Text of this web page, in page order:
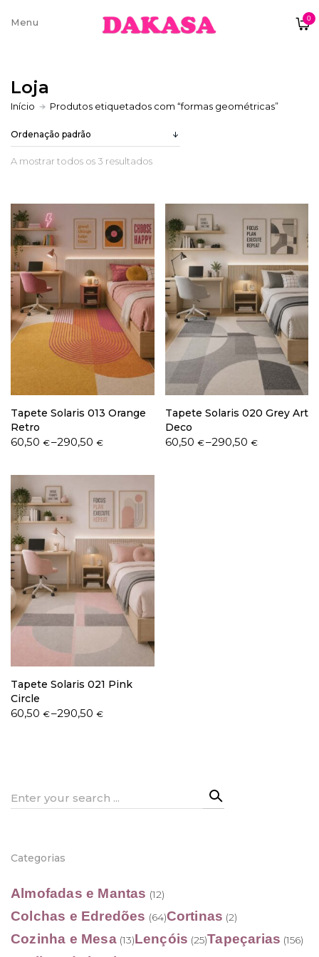
0
Sobre nós
Contatos e moradas
Trocas e Devoluções
Termos e condições
Política de Privacidade
Loja
Início Produtos etiquetados com “formas geométricas”
A mostrar todos os 3 resultados
Tapete Solaris 013 Orange
Retro
60,50 €–290,50€
Price
through
290,50 €
Tapete Solaris 020 Grey Art
Deco
60,50 €–290,50 €
Price
Tapete Solaris 021 Pink
Circle
60,50 €–290,50€
Price
Search
Categorias
Almofadas e Mantas (12)
Colchas e Edredões (64)Cortinas (2)
Cozinha e Mesa (13)Lençóis (25)Tapeçarias (156)